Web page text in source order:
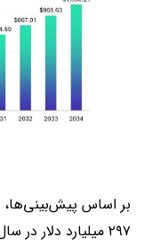
بر اساس پیش‌بینی‌ها،